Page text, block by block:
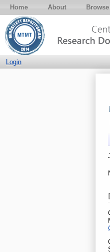
Home About Browse
Login